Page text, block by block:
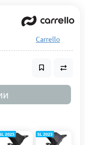
Carrello
2025 SL 2025